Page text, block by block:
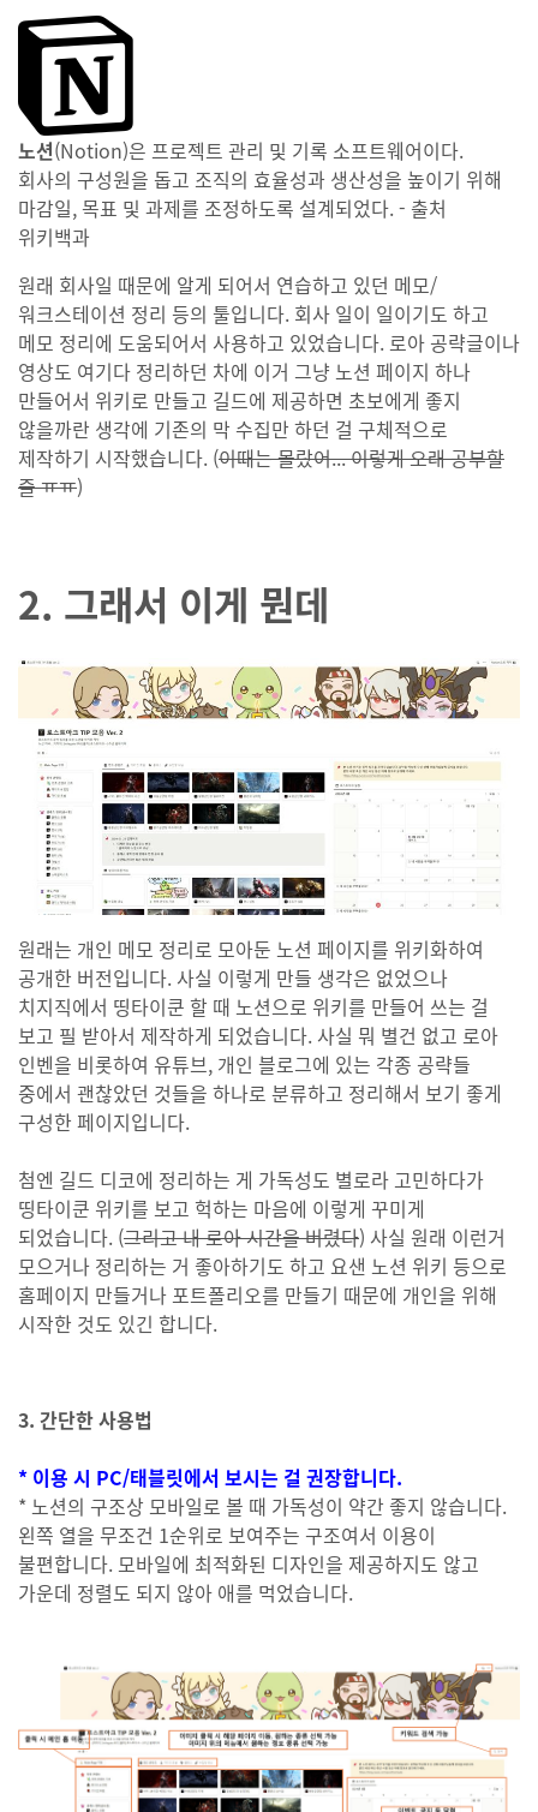
노션(Notion)은 프로젝트 관리 및 기록 소프트웨어이다.
회사의 구성원을 돕고 조직의 효율성과 생산성을 높이기 위해
마감일, 목표 및 과제를 조정하도록 설계되었다. - 출처
위키백과
원래 회사일 때문에 알게 되어서 연습하고 있던 메모/
워크스테이션 정리 등의 툴입니다. 회사 일이 일이기도 하고
메모 정리에 도움되어서 사용하고 있었습니다. 로아 공략글이나
영상도 여기다 정리하던 차에 이거 그냥 노션 페이지 하나
만들어서 위키로 만들고 길드에 제공하면 초보에게 좋지
않을까란 생각에 기존의 막 수집만 하던 걸 구체적으로
제작하기 시작했습니다. (이때는 몰랐어... 이렇게 오래 공부할
줄 ㅠㅠ)
2. 그래서 이게 뭔데
원래는 개인 메모 정리로 모아둔 노션 페이지를 위키화하여
공개한 버전입니다. 사실 이렇게 만들 생각은 없었으나
치지직에서 띵타이쿤 할 때 노션으로 위키를 만들어 쓰는 걸
보고 필 받아서 제작하게 되었습니다. 사실 뭐 별건 없고 로아
인벤을 비롯하여 유튜브, 개인 블로그에 있는 각종 공략들
중에서 괜찮았던 것들을 하나로 분류하고 정리해서 보기 좋게
구성한 페이지입니다.
첨엔 길드 디코에 정리하는 게 가독성도 별로라 고민하다가
띵타이쿤 위키를 보고 헉하는 마음에 이렇게 꾸미게
되었습니다. (그리고 내 로아 시간을 버렸다) 사실 원래 이런거
모으거나 정리하는 거 좋아하기도 하고 요샌 노션 위키 등으로
홈페이지 만들거나 포트폴리오를 만들기 때문에 개인을 위해
시작한 것도 있긴 합니다.
3. 간단한 사용법
* 이용 시 PC/태블릿에서 보시는 걸 권장합니다.
* 노션의 구조상 모바일로 볼 때 가독성이 약간 좋지 않습니다.
왼쪽 열을 무조건 1순위로 보여주는 구조여서 이용이
불편합니다. 모바일에 최적화된 디자인을 제공하지도 않고
가운데 정렬도 되지 않아 애를 먹었습니다.